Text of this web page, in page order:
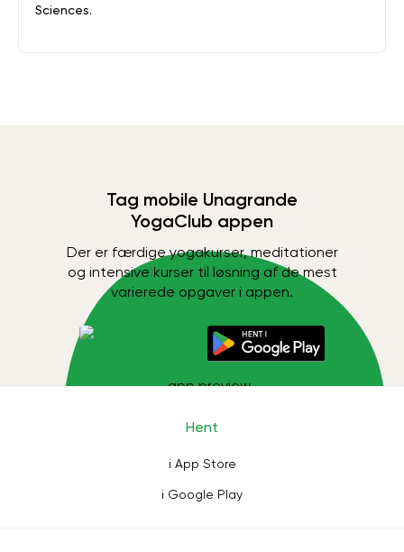
Sciences.
Tag mobile Unagrande
YogaClub appen
Der er færdige yogakurser, meditationer
og intensive kurser til løsning af de mest
varierede opgaver i appen.
Hent
i App Store
i Google Play